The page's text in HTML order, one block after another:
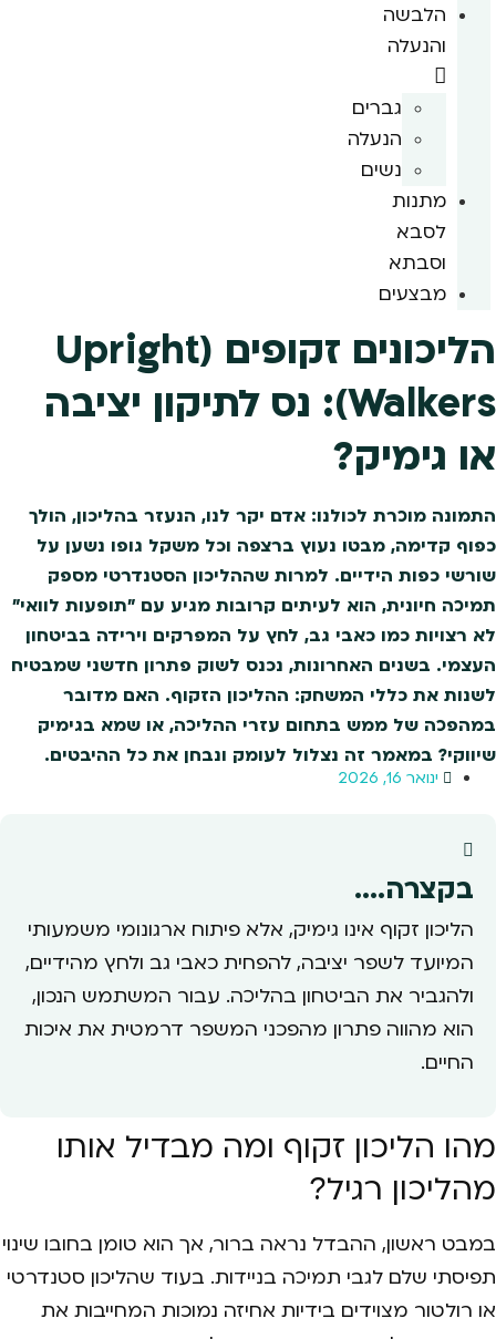
הלבשה
והנעלה
גברים
הנעלה
נשים
מתנות
לסבא
וסבתא
מבצעים
הליכונים זקופים (Upright
Walkers): נס לתיקון יציבה
או גימיק?
התמונה מוכרת לכולנו: אדם יקר לנו, הנעזר בהליכון, הולך
כפוף קדימה, מבטו נעוץ ברצפה וכל משקל גופו נשען על
שורשי כפות הידיים. למרות שההליכון הסטנדרטי מספק
תמיכה חיונית, הוא לעיתים קרובות מגיע עם "תופעות לוואי"
לא רצויות כמו כאבי גב, לחץ על המפרקים וירידה בביטחון
העצמי. בשנים האחרונות, נכנס לשוק פתרון חדשני שמבטיח
לשנות את כללי המשחק: ההליכון הזקוף. האם מדובר
במהפכה של ממש בתחום עזרי ההליכה, או שמא בגימיק
שיווקי? במאמר זה נצלול לעומק ונבחן את כל ההיבטים.
ינואר 16, 2026
בקצרה....
הליכון זקוף אינו גימיק, אלא פיתוח ארגונומי משמעותי
המיועד לשפר יציבה, להפחית כאבי גב ולחץ מהידיים,
ולהגביר את הביטחון בהליכה. עבור המשתמש הנכון,
הוא מהווה פתרון מהפכני המשפר דרמטית את איכות
החיים.
מהו הליכון זקוף ומה מבדיל אותו
מהליכון רגיל?
במבט ראשון, ההבדל נראה ברור, אך הוא טומן בחובו שינוי
תפיסתי שלם לגבי תמיכה בניידות. בעוד שהליכון סטנדרטי
או רולטור מצוידים בידיות אחיזה נמוכות המחייבות את